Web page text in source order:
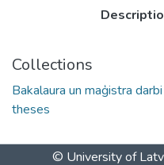
Collections
Bakalaura un maģistra
theses
© University of